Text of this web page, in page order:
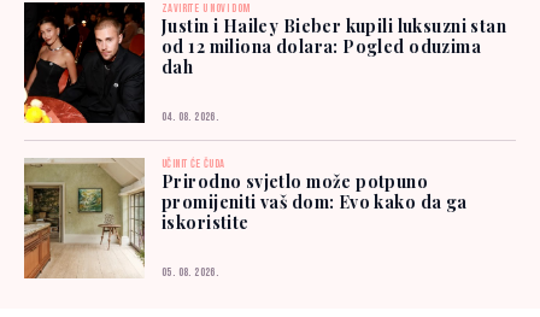
ZAVIRITE U NOVI DOM
Justin i Hailey Bieber kupili luksuzni stan
od 12 miliona dolara: Pogled oduzima
dah
04. 08. 2026.
UČINIT ĆE ČUDA
Prirodno svjetlo može potpuno
promijeniti vaš dom: Evo kako da ga
iskoristite
05. 08. 2026.